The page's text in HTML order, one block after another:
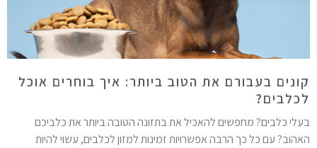
בעבורם את הטוב ביותר: איך בוחרים אוכל
כלבים? מחפשים להאכיל את בתזונה הטובה ביותר את כלביכם
עם כל כך הרבה אפשרויות זמינות למזון לכלבים, עשוי להיות